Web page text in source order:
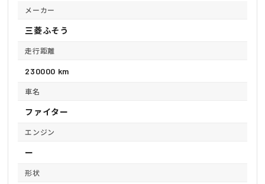
メーカー
三菱ふそう
走行距離
230000 km
車名
ファイター
エンジン
ー
形状